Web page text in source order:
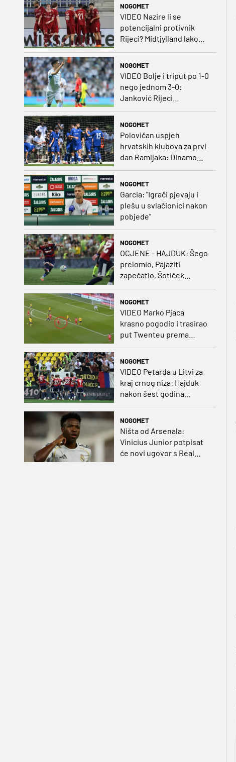
NOGOMET
VIDEO Nazire li se
potencijalni protivnik
Rijeci? Midtjylland lako
NOGOMET
VIDEO Bolje i triput po 1-0
nego jednom 3-0:
Janković Rijeci
projektilom donio slavlje
protivnika
NOGOMET
Polovičan uspjeh
hrvatskih klubova za prvi
dan Ramljaka: Dinamo
poražen od Juventusa,
NOGOMET
Garcia: "Igrači pjevaju i
plešu u svlačionici nakon
pobjede"
NOGOMET
OCJENE - HAJDUK: Šego
prelomio, Pajaziti
zapečatio, Šotiček
NOGOMET
VIDEO Marko Pjaca
krasno pogodio i trasirao
put Twenteu prema
važnoj pobjedi
NOGOMET
VIDEO Petarda u Litvi za
kraj crnog niza: Hajduk
nakon šest godina
NOGOMET
Ništa od Arsenala:
Vinicius Junior potpisat
će novi ugovor s Real